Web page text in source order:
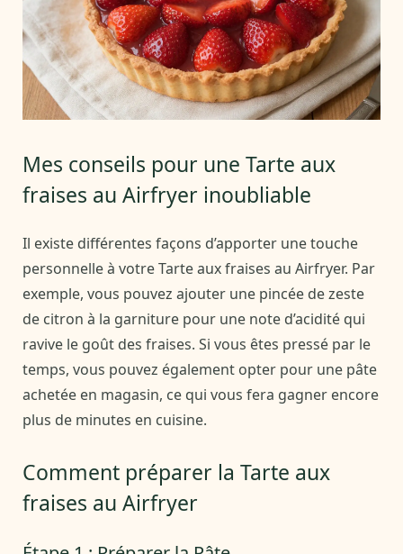
Mes conseils pour une Tarte aux
fraises au Airfryer inoubliable
Il existe différentes façons d’apporter une touche
personnelle à votre Tarte aux fraises au Airfryer. Par
exemple, vous pouvez ajouter une pincée de zeste
de citron à la garniture pour une note d’acidité qui
ravive le goût des fraises. Si vous êtes pressé par le
temps, vous pouvez également opter pour une pâte
achetée en magasin, ce qui vous fera gagner encore
plus de minutes en cuisine.
Comment préparer la Tarte aux
fraises au Airfryer